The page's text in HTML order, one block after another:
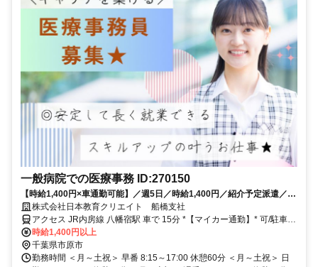
一般病院での医療事務 ID:270150
【時給1,400円×車通勤可能】／週5日／時給1,400円／紹介予定派遣／経
験者募集／正社員前提／残業ほぼなし／車通勤可能／医療事務／市原市
株式会社日本教育クリエイト 船橋支社
アクセス JR内房線 八幡宿駅 車で 15分 *【マイカー通勤】* 可/駐車場
無料
時給1,400円以上
千葉県市原市
勤務時間 ＜月～土祝＞ 早番 8:15～17:00 休憩60分 ＜月～土祝＞ 日